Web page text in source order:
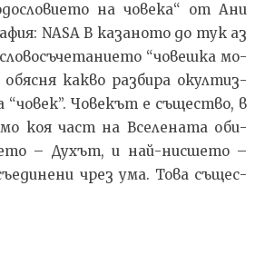
на човека“ от Ани
NASA В ка­за­но­то до тук аз
сло­во­съчета­ни­е­то “човеш­ка мо­
обяс­ня как­во раз­би­ра окул­тиз­
Чове­кът е съ­щес­т­во, в
коя част на Все­ле­на­та оби­
– Ду­хът, и най-нис­ше­то –
чрез ума. То­ва съ­щес­